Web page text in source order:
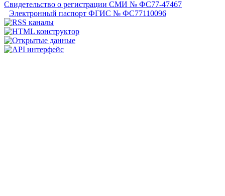
Свидетельство о регистрации СМИ № ФС77-47467
Электронный паспорт ФГИС № ФС77110096